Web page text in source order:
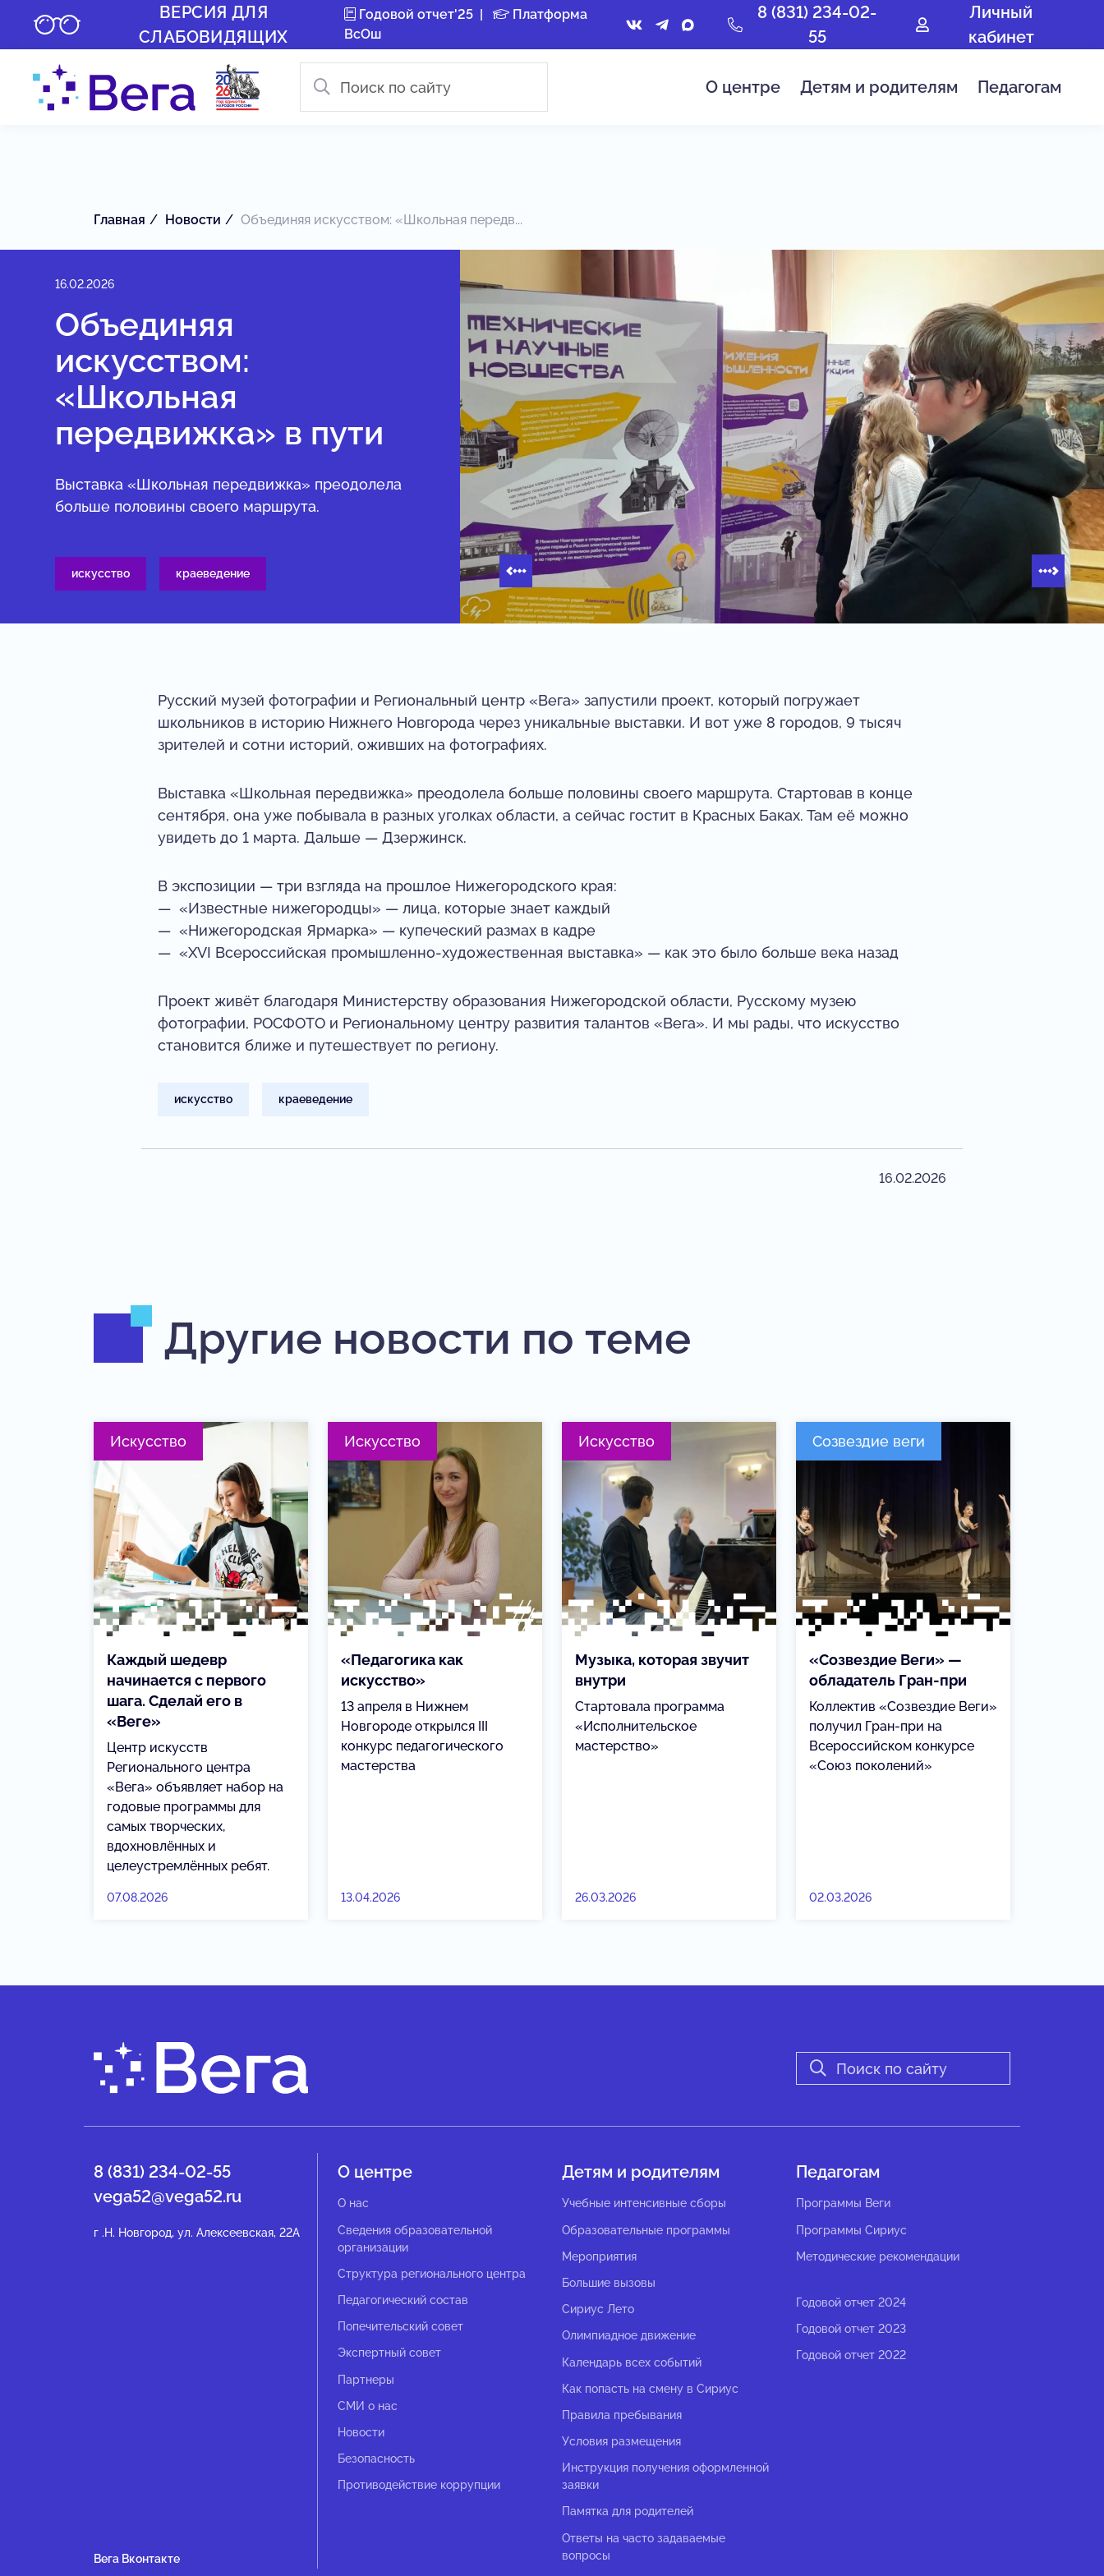
ВЕРСИЯ ДЛЯ
СЛАБОВИДЯЩИХ
Годовой отчет'25|
Платформа
ВсОш
8 (831) 234-02-
55
Личный
кабинет
О центре Детям и родителям Педагогам
Главная Новости Объединяя искусством: «Школьная передв...
16.02.2026
Объединяя
искусством:
«Школьная
передвижка» в пути
Выставка «Школьная передвижка» преодолела
больше половины своего маршрута.
искусство краеведение
Русский музей фотографии и Региональный центр «Вега» запустили проект, который погружает
школьников в историю Нижнего Новгорода через уникальные выставки. И вот уже 8 городов, 9 тысяч
зрителей и сотни историй, оживших на фотографиях.
Выставка «Школьная передвижка» преодолела больше половины своего маршрута. Стартовав в конце
сентября, она уже побывала в разных уголках области, а сейчас гостит в Красных Баках. Там её можно
увидеть до 1 марта. Дальше — Дзержинск.
В экспозиции — три взгляда на прошлое Нижегородского края:
— «Известные нижегородцы» — лица, которые знает каждый
— «Нижегородская Ярмарка» — купеческий размах в кадре
— «XVI Всероссийская промышленно-художественная выставка» — как это было больше века назад
Проект живёт благодаря Министерству образования Нижегородской области, Русскому музею
фотографии, РОСФОТО и Региональному центру развития талантов «Вега». И мы рады, что искусство
становится ближе и путешествует по региону.
искусство краеведение
16.02.2026
Другие новости по теме
Искусство
Каждый шедевр
начинается с первого
шага. Сделай его в
«Веге»
Центр искусств
Регионального центра
«Вега» объявляет набор на
годовые программы для
самых творческих,
вдохновлённых и
целеустремлённых ребят.
07.08.2026
Искусство
«Педагогика как
искусство»
13 апреля в Нижнем
Новгороде открылся III
конкурс педагогического
мастерства
13.04.2026
Искусство
Музыка, которая звучит
внутри
Стартовала программа
«Исполнительское
мастерство»
26.03.2026
Созвездие веги
«Созвездие Веги» —
обладатель Гран-при
Коллектив «Созвездие Веги»
получил Гран-при на
Всероссийском конкурсе
«Союз поколений»
02.03.2026
8 (831) 234-02-55
vega52@vega52.ru
г .Н. Новгород, ул. Алексеевская, 22А
Вега Вконтакте
О центре
О нас
Сведения образовательной
организации
Структура регионального центра
Педагогический состав
Попечительский совет
Экспертный совет
Партнеры
СМИ о нас
Новости
Безопасность
Противодействие коррупции
Детям и родителям
Учебные интенсивные сборы
Образовательные программы
Мероприятия
Большие вызовы
Сириус Лето
Олимпиадное движение
Календарь всех событий
Как попасть на смену в Сириус
Правила пребывания
Условия размещения
Инструкция получения оформленной
заявки
Памятка для родителей
Ответы на часто задаваемые
вопросы
Педагогам
Программы Веги
Программы Сириус
Методические рекомендации
Годовой отчет 2024
Годовой отчет 2023
Годовой отчет 2022